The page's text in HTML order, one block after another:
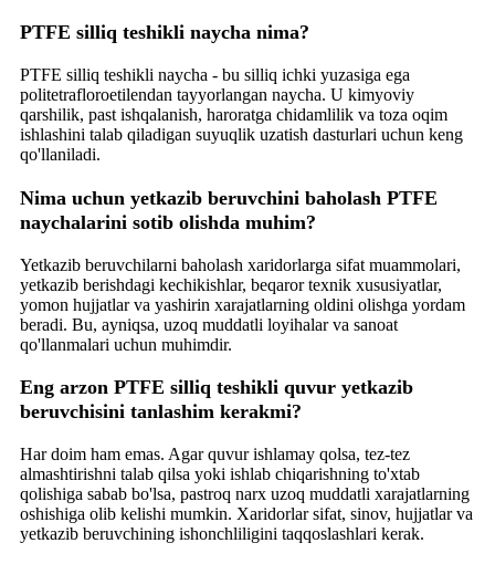
PTFE silliq teshikli naycha nima?
PTFE silliq teshikli naycha - bu silliq ichki yuzasiga ega
politetrafloroetilendan tayyorlangan naycha. U kimyoviy
qarshilik, past ishqalanish, haroratga chidamlilik va toza oqim
ishlashini talab qiladigan suyuqlik uzatish dasturlari uchun keng
qo'llaniladi.
Nima uchun yetkazib beruvchini baholash PTFE
naychalarini sotib olishda muhim?
Yetkazib beruvchilarni baholash xaridorlarga sifat muammolari,
yetkazib berishdagi kechikishlar, beqaror texnik xususiyatlar,
yomon hujjatlar va yashirin xarajatlarning oldini olishga yordam
beradi. Bu, ayniqsa, uzoq muddatli loyihalar va sanoat
qo'llanmalari uchun muhimdir.
Eng arzon PTFE silliq teshikli quvur yetkazib
beruvchisini tanlashim kerakmi?
Har doim ham emas. Agar quvur ishlamay qolsa, tez-tez
almashtirishni talab qilsa yoki ishlab chiqarishning to'xtab
qolishiga sabab bo'lsa, pastroq narx uzoq muddatli xarajatlarning
oshishiga olib kelishi mumkin. Xaridorlar sifat, sinov, hujjatlar va
yetkazib beruvchining ishonchliligini taqqoslashlari kerak.